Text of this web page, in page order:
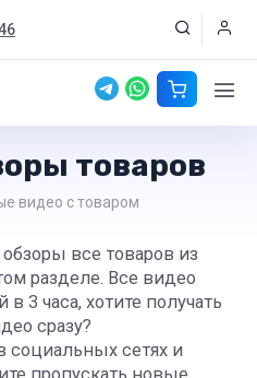
товаров
видео с товаром
все товаров из
разделе. Все видео
3 часа, хотите получать
сразу?
социальных сетях и